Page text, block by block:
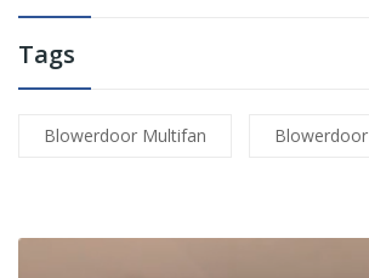
Tags
Blowerdoor Multifan Blowerdoor